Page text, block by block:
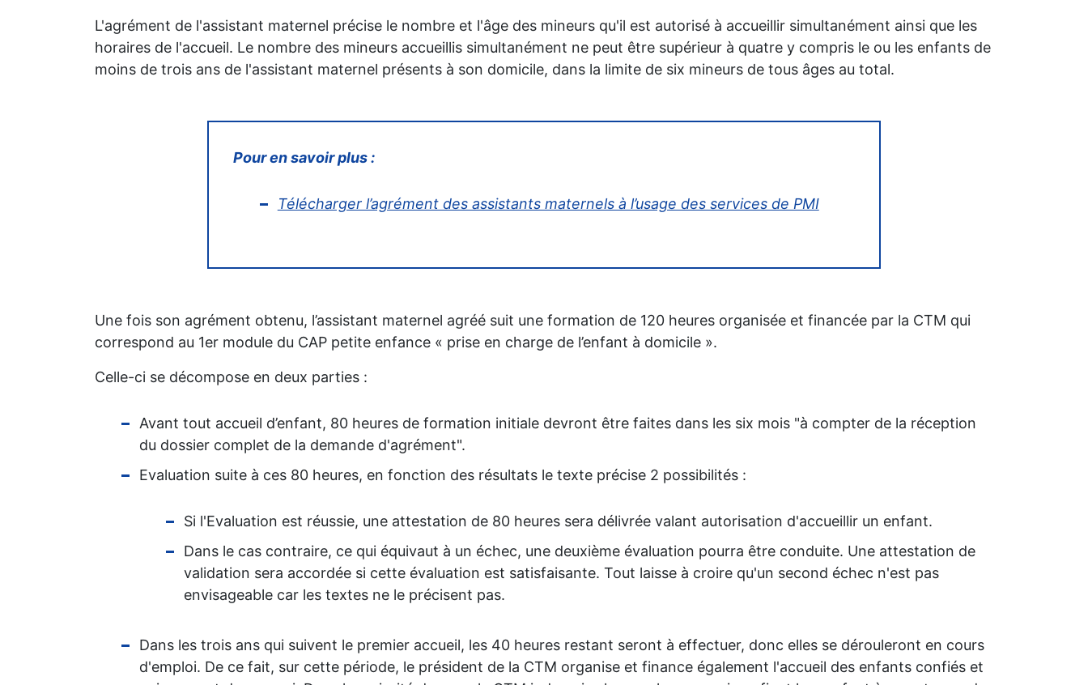
L'agrément de l'assistant maternel précise le nombre et l'âge des mineurs qu'il est autorisé à accueillir simultanément ainsi que les
horaires de l'accueil. Le nombre des mineurs accueillis simultanément ne peut être supérieur à quatre y compris le ou les enfants de
moins de trois ans de l'assistant maternel présents à son domicile, dans la limite de six mineurs de tous âges au total.
Pour en savoir plus :
Télécharger l’agrément des assistants maternels à l’usage des services de PMI
Une fois son agrément obtenu, l’assistant maternel agréé suit une formation de 120 heures organisée et financée par la CTM qui
correspond au 1er module du CAP petite enfance « prise en charge de l’enfant à domicile ».
Celle-ci se décompose en deux parties :
Avant tout accueil d’enfant, 80 heures de formation initiale devront être faites dans les six mois "à compter de la réception
du dossier complet de la demande d'agrément".
Evaluation suite à ces 80 heures, en fonction des résultats le texte précise 2 possibilités :
Si l'Evaluation est réussie, une attestation de 80 heures sera délivrée valant autorisation d'accueillir un enfant.
Dans le cas contraire, ce qui équivaut à un échec, une deuxième évaluation pourra être conduite. Une attestation de
validation sera accordée si cette évaluation est satisfaisante. Tout laisse à croire qu'un second échec n'est pas
envisageable car les textes ne le précisent pas.
Dans les trois ans qui suivent le premier accueil, les 40 heures restant seront à effectuer, donc elles se dérouleront en cours
d'emploi. De ce fait, sur cette période, le président de la CTM organise et finance également l'accueil des enfants confiés et